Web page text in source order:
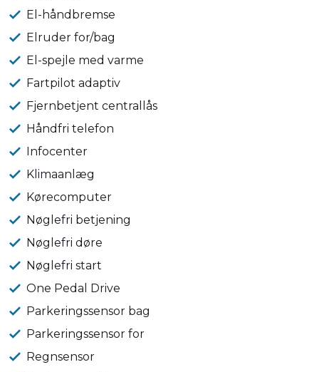
El-håndbremse
Elruder for/bag
El-spejle med varme
Fartpilot adaptiv
Fjernbetjent centrallås
Håndfri telefon
Infocenter
Klimaanlæg
Kørecomputer
Nøglefri betjening
Nøglefri døre
Nøglefri start
One Pedal Drive
Parkeringssensor bag
Parkeringssensor for
Regnsensor